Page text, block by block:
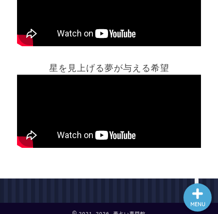
星を見上げる夢が与える希望
MENU
ホーム
最新記事動画